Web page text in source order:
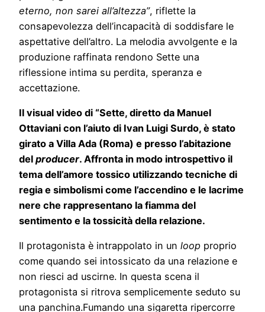
eterno, non sarei all’altezza”, riflette la
consapevolezza dell’incapacità di soddisfare le
aspettative dell’altro. La melodia avvolgente e la
produzione raffinata rendono Sette una
riflessione intima su perdita, speranza e
accettazione.
Il visual video di “Sette, diretto da Manuel
Ottaviani con l’aiuto di Ivan Luigi Surdo, è stato
girato a Villa Ada (Roma) e presso l’abitazione
del producer. Affronta in modo introspettivo il
tema dell’amore tossico utilizzando tecniche di
regia e simbolismi come l’accendino e le lacrime
nere che rappresentano la fiamma del
sentimento e la tossicità della relazione.
Il protagonista è intrappolato in un loop proprio
come quando sei intossicato da una relazione e
non riesci ad uscirne. In questa scena il
protagonista si ritrova semplicemente seduto su
una panchina.Fumando una sigaretta ripercorre